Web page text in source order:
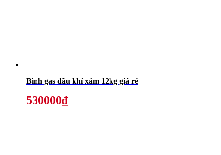
Bình gas dầu khí xám 12kg giá rẻ
530000₫